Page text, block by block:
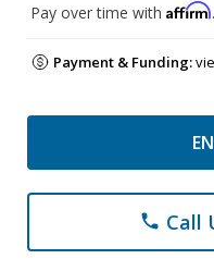
Pay over time with Affirm
Payment & Funding:
phone Call